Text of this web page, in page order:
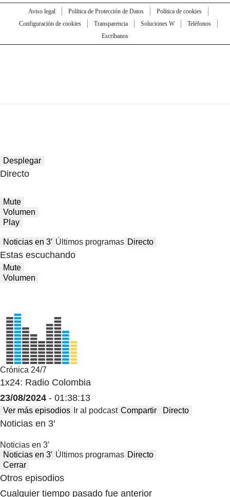
Aviso legal Política de Protección de Datos
Política de cookies
Configuración de cookies
Transparencia Soluciones W
Teléfonos
Escríbanos
Desplegar
Directo
Mute
Volumen
Play
Noticias en 3′ Últimos programas Directo
Estas escuchando
Mute
Volumen
Crónica 24/7
1x24: Radio Colombia
23/08/2024 - 01:38:13
Ver más episodios Ir al podcast Compartir Directo
Noticias en 3′
Noticias en 3′
Noticias en 3′ Últimos programas Directo
Cerrar
Otros episodios
Cualquier tiempo pasado fue anterior